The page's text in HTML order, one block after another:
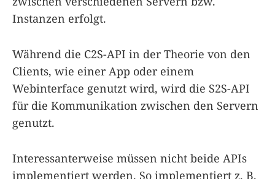
Instanzen erfolgt.
Während die C2S-API in der Theorie von den
Clients, wie einer App oder einem
Webinterface genutzt wird, wird die S2S-API
für die Kommunikation zwischen den Servern
genutzt.
Interessanterweise müssen nicht beide APIs
implementiert werden. So implementiert z. B.